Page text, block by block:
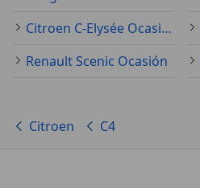
Citroen C-Elysée Ocasión
Renault Scenic Ocasión
Citroen C4